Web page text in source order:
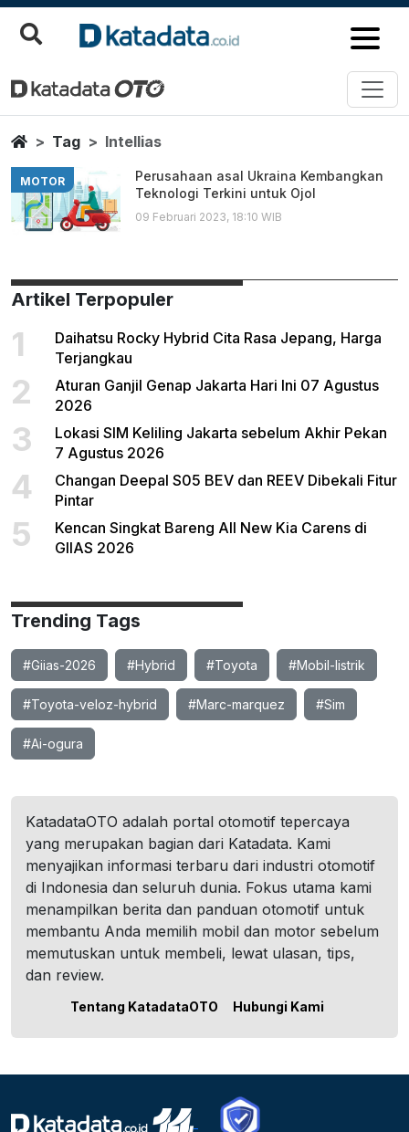
Intellias
Berita Terbaru
HomeTag Intellias
MOTOR
Perusahaan asal Ukraina Kembangkan
Teknologi Terkini untuk Ojol
09 Februari 2023, 18:10 WIB
Artikel Terpopuler
1
Daihatsu Rocky Hybrid Cita Rasa Jepang, Harga
Terjangkau
2
Aturan Ganjil Genap Jakarta Hari Ini 07 Agustus
2026
3
Lokasi SIM Keliling Jakarta sebelum Akhir Pekan
7 Agustus 2026
4
Changan Deepal S05 BEV dan REEV Dibekali Fitur
Pintar
5
Kencan Singkat Bareng All New Kia Carens di
GIIAS 2026
Trending Tags
#Giias-2026 #Hybrid #Toyota #Mobil-listrik
#Toyota-veloz-hybrid #Marc-marquez #Sim
#Ai-ogura
KatadataOTO adalah portal otomotif tepercaya
yang merupakan bagian dari Katadata. Kami
menyajikan informasi terbaru dari industri otomotif
di Indonesia dan seluruh dunia. Fokus utama kami
menampilkan berita dan panduan otomotif untuk
membantu Anda memilih mobil dan motor sebelum
memutuskan untuk membeli, lewat ulasan, tips,
dan review.
Tentang KatadataOTO Hubungi Kami